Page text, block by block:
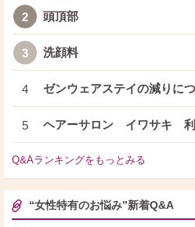
2 頭頂部
3 洗顔料
4 ゼンウェアステイの減りに
5 ヘアーサロン イワサキ 利
Q&Aランキングをもっとみる
“女性特有のお悩み”新着Q&A